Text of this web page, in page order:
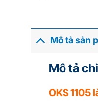
Mô tả sản
Mô tả
OKS 1105